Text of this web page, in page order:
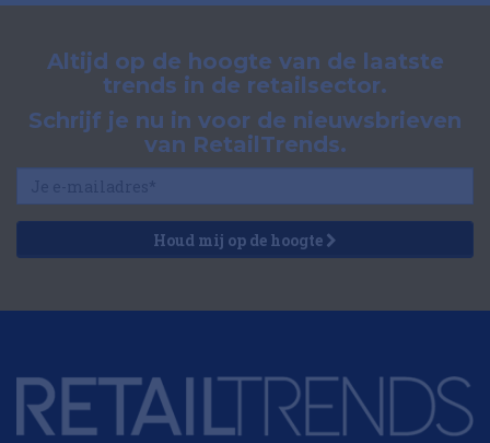
Altijd op de hoogte van de laatste
trends in de retailsector.
Schrijf je nu in voor de nieuwsbrieven
van RetailTrends.
Houd mij op de hoogte